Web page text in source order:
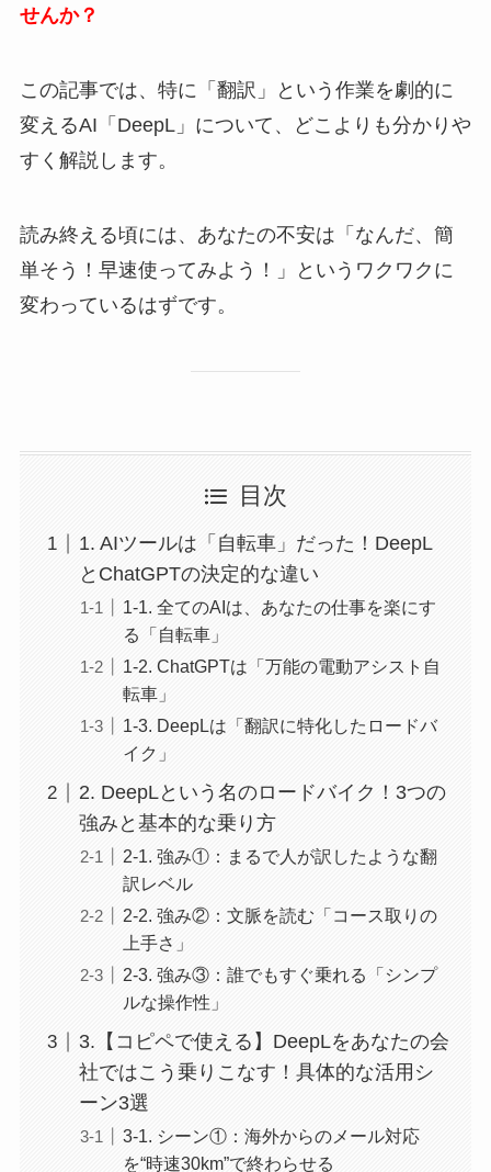
せんか？
この記事では、特に「翻訳」という作業を劇的に
変えるAI「DeepL」について、どこよりも分かりや
すく解説します。
読み終える頃には、あなたの不安は「なんだ、簡
単そう！早速使ってみよう！」というワクワクに
変わっているはずです。
目次
1. AIツールは「自転車」だった！DeepL
とChatGPTの決定的な違い
1-1. 全てのAIは、あなたの仕事を楽にす
る「自転車」
1-2. ChatGPTは「万能の電動アシスト自
転車」
1-3. DeepLは「翻訳に特化したロードバ
イク」
2. DeepLという名のロードバイク！3つの
強みと基本的な乗り方
2-1. 強み①：まるで人が訳したような翻
訳レベル
2-2. 強み②：文脈を読む「コース取りの
上手さ」
2-3. 強み③：誰でもすぐ乗れる「シンプ
ルな操作性」
3.【コピペで使える】DeepLをあなたの会
社ではこう乗りこなす！具体的な活用シ
ーン3選
3-1. シーン①：海外からのメール対応
を“時速30km”で終わらせる